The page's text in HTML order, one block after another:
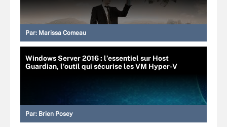
Par: Marissa Comeau
Windows Server 2016 : l’essentiel sur Host
Guardian, l’outil qui sécurise les VM Hyper-V
Par: Brien Posey